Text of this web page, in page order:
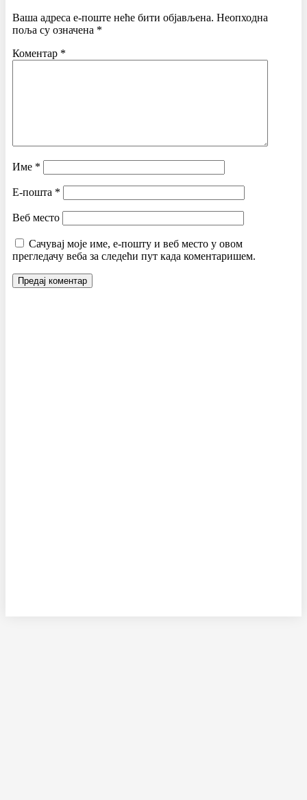
Ваша адреса е-поште неће бити објављена. Неопходна
поља су означена *
Коментар *
Име *
Е-пошта *
Веб место
Сачувај моје име, е-пошту и веб место у овом
прегледачу веба за следећи пут када коментаришем.